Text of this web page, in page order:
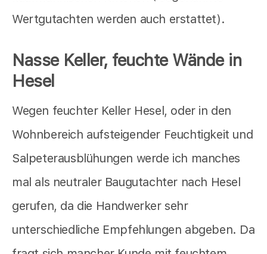
Wertgutachten werden auch erstattet).
Nasse Keller, feuchte Wände in
Hesel
Wegen feuchter Keller Hesel, oder in den
Wohnbereich aufsteigender Feuchtigkeit und
Salpeterausblühungen werde ich manches
mal als neutraler Baugutachter nach Hesel
gerufen, da die Handwerker sehr
unterschiedliche Empfehlungen abgeben. Da